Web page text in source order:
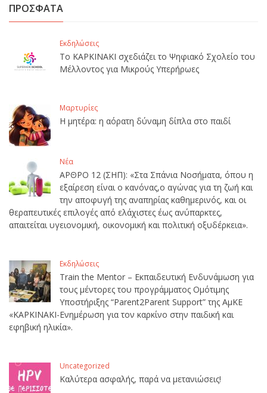
ΠΡΟΣΦΑΤΑ
Εκδηλώσεις
Το ΚΑΡΚΙΝΑΚΙ σχεδιάζει το Ψηφιακό Σχολείο του
Μέλλοντος για Μικρούς Υπερήρωες
Μαρτυρίες
Η μητέρα: η αόρατη δύναμη δίπλα στο παιδί
Νέα
ΑΡΘΡΟ 12 (ΣΗΠ): «Στα Σπάνια Νοσήματα, όπου η
εξαίρεση είναι ο κανόνας,ο αγώνας για τη ζωή και
την αποφυγή της αναπηρίας καθημερινός, και οι
θεραπευτικές επιλογές από ελάχιστες έως ανύπαρκτες,
απαιτείται υγειονομική, οικονομική και πολιτική οξυδέρκεια».
Εκδηλώσεις
Train the Mentor – Εκπαιδευτική Ενδυνάμωση για
τους μέντορες του προγράμματος Ομότιμης
Υποστήριξης “Parent2Parent Support” της ΑμΚΕ
«ΚΑΡΚΙΝΑΚΙ-Ενημέρωση για τον καρκίνο στην παιδική και
εφηβική ηλικία».
Uncategorized
Καλύτερα ασφαλής, παρά να μετανιώσεις!